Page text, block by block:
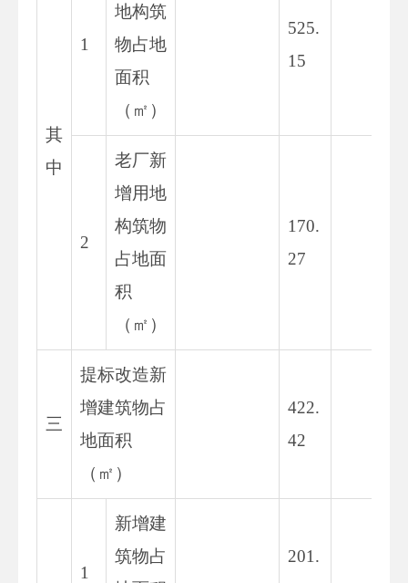
其
中
1
地构筑
物占地
面积
（㎡）
525.
15
2
老厂新
增用地
构筑物
占地面
积
（㎡）
170.
27
三
提标改造新
增建筑物占
地面积
（㎡）
422.
42
1
新增建
筑物占
201.